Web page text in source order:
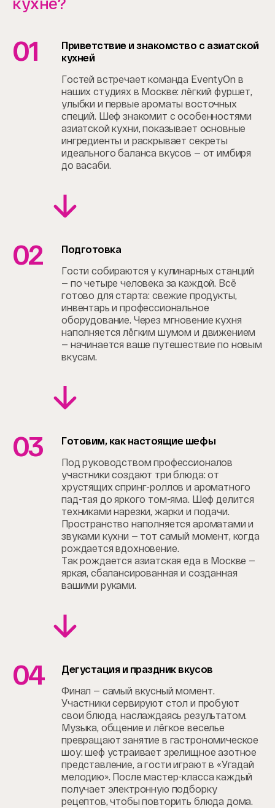
кухне?
01
Приветствие и знакомство с азиатской
кухней
Гостей встречает команда EventyOn в
наших студиях в Москве: лёгкий фуршет,
улыбки и первые ароматы восточных
специй. Шеф знакомит с особенностями
азиатской кухни, показывает основные
ингредиенты и раскрывает секреты
идеального баланса вкусов — от имбиря
до васаби.
02 Подготовка
Гости собираются у кулинарных станций
— по четыре человека за каждой. Всё
готово для старта: свежие продукты,
инвентарь и профессиональное
оборудование. Через мгновение кухня
наполняется лёгким шумом и движением
— начинается ваше путешествие по новым
вкусам.
03 Готовим, как настоящие шефы
Под руководством профессионалов
участники создают три блюда: от
хрустящих спринг-роллов и ароматного
пад-тая до яркого том-яма. Шеф делится
техниками нарезки, жарки и подачи.
Пространство наполняется ароматами и
звуками кухни — тот самый момент, когда
рождается вдохновение.
Так рождается азиатская еда в Москве —
яркая, сбалансированная и созданная
вашими руками.
04 Дегустация и праздник вкусов
Финал — самый вкусный момент.
Участники сервируют стол и пробуют
свои блюда, наслаждаясь результатом.
Музыка, общение и лёгкое веселье
превращают занятие в гастрономическое
шоу: шеф устраивает зрелищное азотное
представление, а гости играют в «Угадай
мелодию». После мастер-класса каждый
получает электронную подборку
рецептов, чтобы повторить блюда дома.